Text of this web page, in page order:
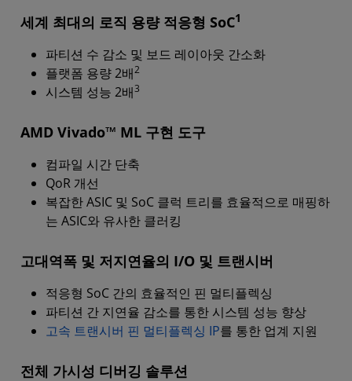
세계 최대의 로직 용량 적응형 SoC1
파티션 수 감소 및 보드 레이아웃 간소화
플랫폼 용량 2배2
시스템 성능 2배3
AMD Vivado™ ML 구현 도구
컴파일 시간 단축
QoR 개선
복잡한 ASIC 및 SoC 클럭 트리를 효율적으로 매핑하
는 ASIC와 유사한 클러킹
고대역폭 및 저지연율의 I/O 및 트랜시버
적응형 SoC 간의 효율적인 핀 멀티플렉싱
파티션 간 지연율 감소를 통한 시스템 성능 향상
고속 트랜시버 핀 멀티플렉싱 IP를 통한 업계 지원
전체 가시성 디버깅 솔루션